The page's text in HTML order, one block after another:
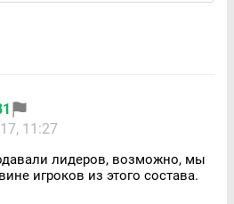
11:27
лидеров, возможно, мы
игроков из этого состава.